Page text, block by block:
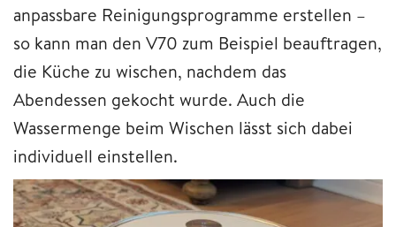
anpassbare Reinigungsprogramme erstellen –
so kann man den V70 zum Beispiel beauftragen,
die Küche zu wischen, nachdem das
Abendessen gekocht wurde. Auch die
Wassermenge beim Wischen lässt sich dabei
individuell einstellen.